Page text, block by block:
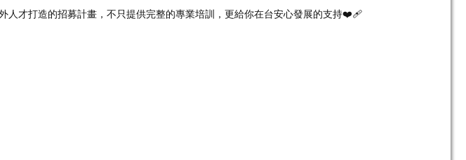
人才打造的招募計畫，不只提供完整的專業培訓，更給你在台安心發展的支持❤️‍🩹